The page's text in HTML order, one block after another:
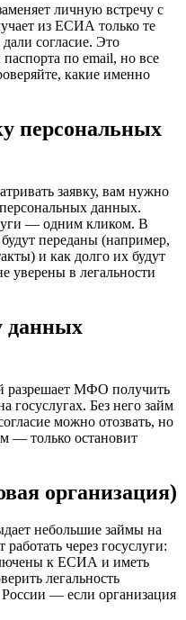
личную встречу с
из ЕСИА только те
согласие. Это
по email, но все
какие именно
персональных
заявку, вам нужно
данных.
— одним кликом. В
переданы (например,
и как долго их будут
уверены в легальности
данных
разрешает МФО получить
Без него займ
можно отозвать, но
— только остановит
организация)
небольшие займы на
через госуслуги:
к ЕСИА и иметь
легальность
— если организация